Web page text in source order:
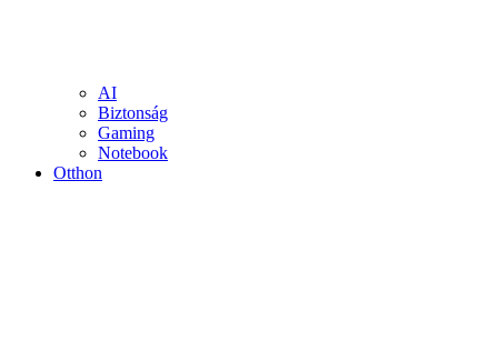
AI
Biztonság
Gaming
Notebook
Otthon